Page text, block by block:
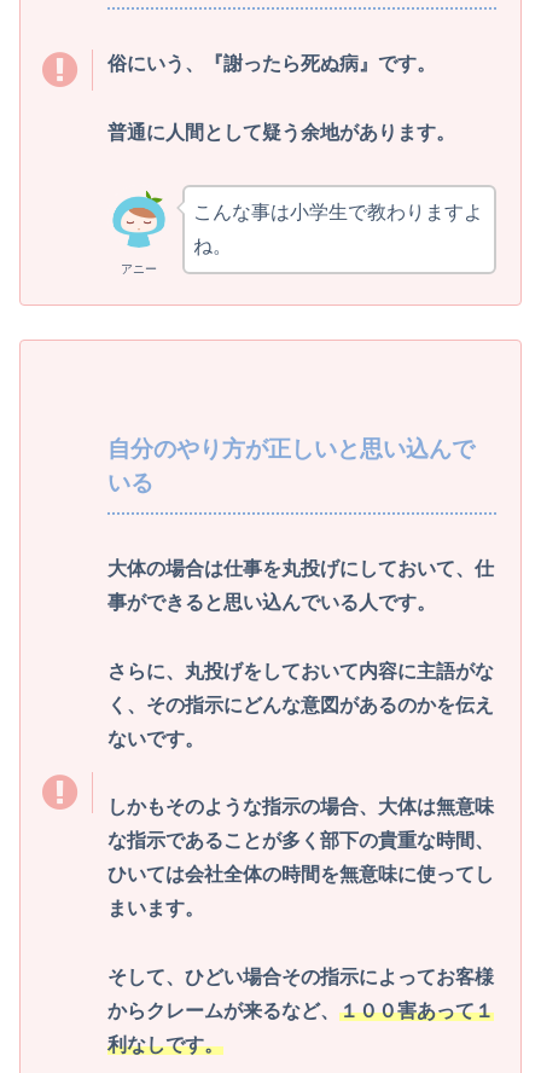
俗にいう、『謝ったら死ぬ病』です。
普通に人間として疑う余地があります。
アニー
こんな事は小学生で教わりますよ
ね。
自分のやり方が正しいと思い込んで
いる
大体の場合は仕事を丸投げにしておいて、仕
事ができると思い込んでいる人です。
さらに、丸投げをしておいて内容に主語がな
く、その指示にどんな意図があるのかを伝え
ないです。
しかもそのような指示の場合、大体は無意味
な指示であることが多く部下の貴重な時間、
ひいては会社全体の時間を無意味に使ってし
まいます。
そして、ひどい場合その指示によってお客様
からクレームが来るなど、 １００害あって１
利なしです。